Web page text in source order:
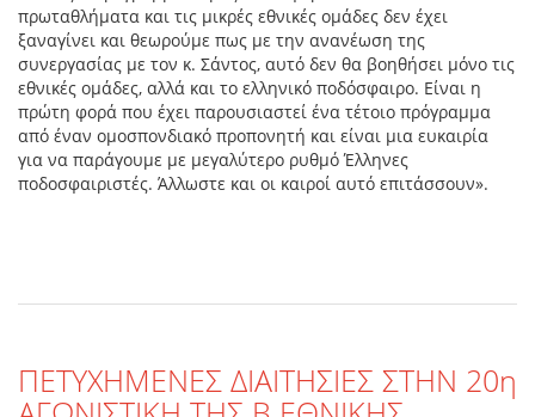
πρωταθλήματα και τις μικρές εθνικές ομάδες δεν έχει
ξαναγίνει και θεωρούμε πως με την ανανέωση της
συνεργασίας με τον κ. Σάντος, αυτό δεν θα βοηθήσει μόνο τις
εθνικές ομάδες, αλλά και το ελληνικό ποδόσφαιρο. Είναι η
πρώτη φορά που έχει παρουσιαστεί ένα τέτοιο πρόγραμμα
από έναν ομοσπονδιακό προπονητή και είναι μια ευκαιρία
για να παράγουμε με μεγαλύτερο ρυθμό Έλληνες
ποδοσφαιριστές. Άλλωστε και οι καιροί αυτό επιτάσσουν».
ΠΕΤΥΧΗΜΕΝΕΣ ΔΙΑΙΤΗΣΙΕΣ ΣΤΗΝ 20η